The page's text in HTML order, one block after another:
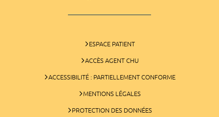
ESPACE PATIENT
ACCÈS AGENT CHU
ACCESSIBILITÉ : PARTIELLEMENT CONFORME
MENTIONS LÉGALES
PROTECTION DES DONNÉES